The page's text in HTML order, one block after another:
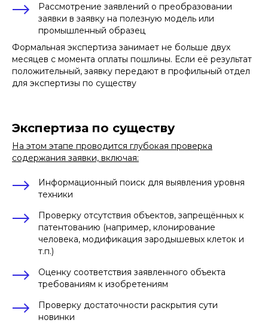
Рассмотрение заявлений о преобразовании
заявки в заявку на полезную модель или
промышленный образец
Формальная экспертиза занимает не больше двух
месяцев с момента оплаты пошлины. Если её результат
положительный, заявку передают в профильный отдел
для экспертизы по существу
Экспертиза по существу
На этом этапе проводится глубокая проверка
содержания заявки, включая:
Информационный поиск для выявления уровня
техники
Проверку отсутствия объектов, запрещённых к
патентованию (например, клонирование
человека, модификация зародышевых клеток и
т.п.)
Оценку соответствия заявленного объекта
требованиям к изобретениям
Проверку достаточности раскрытия сути
новинки